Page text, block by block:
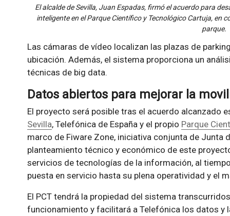
El alcalde de Sevilla, Juan Espadas, firmó el acuerdo para
inteligente en el Parque Científico y Tecnológico Cartuja, en
parque.
Las cámaras de vídeo localizan las plazas de
ubicación. Además, el sistema proporciona un
técnicas de big data.
Datos abiertos para mejorar la
El proyecto será posible tras el acuerdo alcanzado
Sevilla, Telefónica de España y el propio Parque
marco de Fiware Zone, iniciativa conjunta de Junta
planteamiento técnico y económico de este
servicios de tecnologías de la información, al
puesta en servicio hasta su plena operatividad y el
El PCT tendrá la propiedad del sistema
funcionamiento y facilitará a Telefónica los datos y